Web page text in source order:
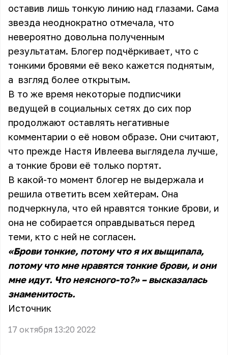
оставив лишь тонкую линию над глазами. Сама
звезда неоднократно отмечала, что
невероятно довольна полученным
результатам. Блогер подчёркивает, что с
тонкими бровями её веко кажется поднятым,
а взгляд более открытым.
В то же время некоторые подписчики
ведущей в социальных сетях до сих пор
продолжают оставлять негативные
комментарии о её новом образе. Они считают,
что прежде Настя Ивлеева выглядела лучше,
а тонкие брови её только портят.
В какой-то момент блогер не выдержала и
решила ответить всем хейтерам. Она
подчеркнула, что ей нравятся тонкие брови, и
она не собирается оправдываться перед
теми, кто с ней не согласен.
«Брови тонкие, потому что я их выщипала,
потому что мне нравятся тонкие брови, и они
мне идут. Что неясного-то?» – высказалась
знаменитость.
Источник
17 октября 13:20 2022